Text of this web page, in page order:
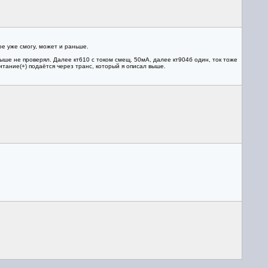
уже смогу, может и раньше.
не проверял. Далее кт610 с током смещ. 50мА, далее кт904б один, ток тоже
подаётся через транс, который я описал выше.